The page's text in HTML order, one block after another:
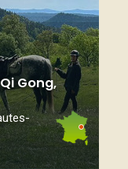
Gong,